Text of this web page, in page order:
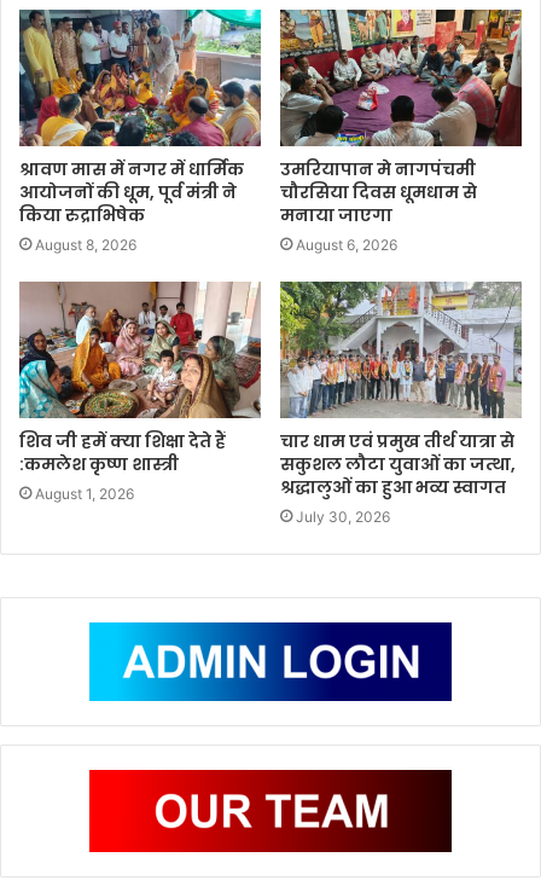
श्रावण मास में नगर में धार्मिक
आयोजनों की धूम, पूर्व मंत्री ने
किया रुद्राभिषेक
August 8, 2026
उमरियापान मे नागपंचमी
चौरसिया दिवस धूमधाम से
मनाया जाएगा
August 6, 2026
शिव जी हमें क्या शिक्षा देते हैं
:कमलेश कृष्ण शास्त्री
August 1, 2026
चार धाम एवं प्रमुख तीर्थ यात्रा से
सकुशल लौटा युवाओं का जत्था,
श्रद्धालुओं का हुआ भव्य स्वागत
July 30, 2026